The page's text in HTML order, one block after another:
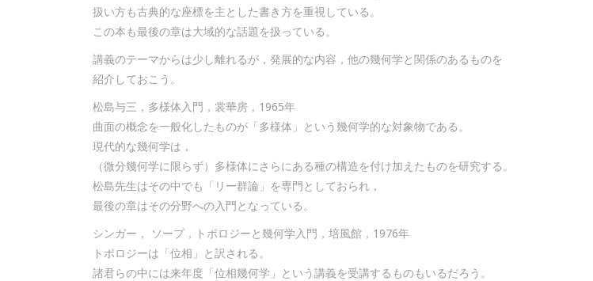
扱い方も古典的な座標を主とした書き方を重視している。
この本も最後の章は大域的な話題を扱っている。
講義のテーマからは少し離れるが，発展的な内容，他の幾何学と関係のあるものを
紹介しておこう。
松島与三，多様体入門，裳華房，1965年
曲面の概念を一般化したものが「多様体」という幾何学的な対象物である。
現代的な幾何学は，
（微分幾何学に限らず）多様体にさらにある種の構造を付け加えたものを研究する。
松島先生はその中でも「リー群論」を専門としておられ，
最後の章はその分野への入門となっている。
シンガー， ソープ，トポロジーと幾何学入門，培風館，1976年
トポロジーは「位相」と訳される。
諸君らの中には来年度「位相幾何学」という講義を受講するものもいるだろう。